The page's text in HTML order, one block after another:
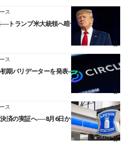
ス
トランプ米大統領へ暗号資産事業の売却
ス
期バリデーターを発表――ブラックロッ
ス
済の実証へ──8月6日からJPYCやUSDC対